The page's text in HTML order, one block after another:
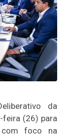
da
feira (26) para
com foco na